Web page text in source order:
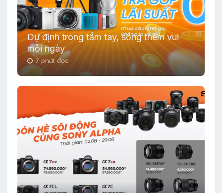
Dự định trong tầm tay, sống thêm vui
mỗi ngày
7 phút đọc